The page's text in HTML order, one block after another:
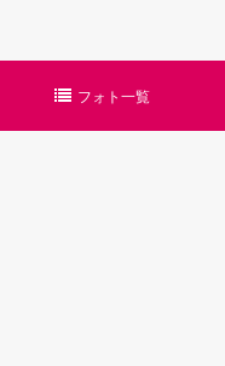
フォト一覧